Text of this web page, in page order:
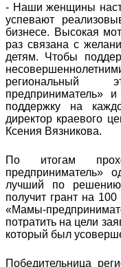
- Наши женщины
успевают
бизнесе. Высокая
раз связана с
детям. Чтобы
предприниматель»
поддержку на
директор краевого
Ксения Вязникова.
По итогам
предприниматель»
лучший по решению
получит грант на
«Мамы-
потратить на цели
который был
Победительница